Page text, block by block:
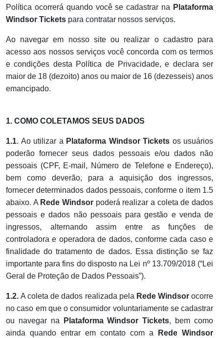
Política ocorrerá quando você se cadastrar na Plataforma
Windsor Tickets para contratar nossos serviços.
Ao navegar em nosso site ou realizar o cadastro para
acesso aos nossos serviços você concorda com os termos
e condições desta Política de Privacidade, e declara ser
maior de 18 (dezoito) anos ou maior de 16 (dezesseis) anos
emancipado.
1. COMO COLETAMOS SEUS DADOS
1.1. Ao utilizar a Plataforma Windsor Tickets os usuários
poderão fornecer seus dados pessoais e/ou dados não
pessoais (CPF, E-mail, Número de Telefone e Endereço),
bem como deverão, para a aquisição dos ingressos,
fornecer determinados dados pessoais, conforme o item 1.5
abaixo. A Rede Windsor poderá realizar a coleta de dados
pessoais e dados não pessoais para gestão e venda de
ingressos, alternando assim entre as funções de
controladora e operadora de dados, conforme cada caso e
finalidade do tratamento de dados. Essa distinção se faz
importante para fins do disposto na Lei nº 13.709/2018 (“Lei
Geral de Proteção de Dados Pessoais”).
1.2. A coleta de dados realizada pela Rede Windsorocorre
no caso em que o consumidor voluntariamente se cadastrar
ou navegar na
Plataforma Windsor Tickets, bem como
ainda quando entrar em contato com a
Rede Windsor